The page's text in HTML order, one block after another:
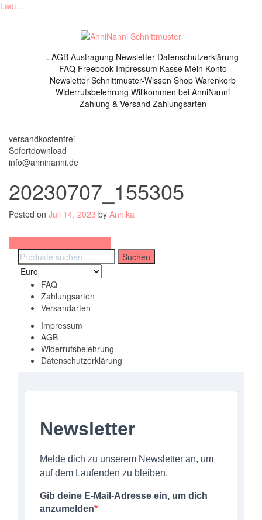
Lädt…
. AGB Austragung Newsletter Datenschutzerklärung
FAQ Freebook Impressum Kasse Mein Konto
Newsletter Schnittmuster-Wissen Shop Warenkorb
Widerrufsbelehrung Willkommen bei AnniNanni
Zahlung & Versand Zahlungsarten
versandkostenfrei
Sofortdownload
info@anninanni.de
20230707_155305
Posted on Juli 14, 2023 by Annika
Beitragsnavigation
Suchen
nach:
Suchen
FAQ
Zahlungsarten
Versandarten
Impressum
AGB
Widerrufsbelehrung
Datenschutzerklärung
Newsletter
Melde dich zu unserem Newsletter an, um
auf dem Laufenden zu bleiben.
Gib deine E-Mail-Adresse ein, um dich
anzumelden